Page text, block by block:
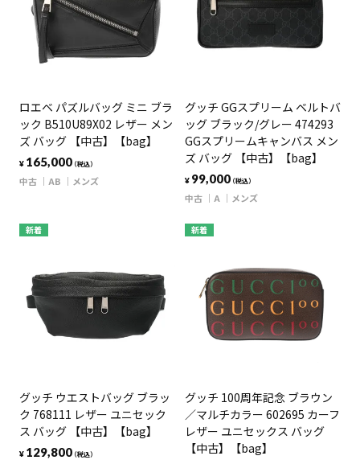
ロエベ パズルバッグ ミニ ブラ
ック B510U89X02 レザー メン
ズ バッグ 【中古】【bag】
¥ 165,000（税込）
中古 AB メンズ
グッチ GGスプリーム ベルトバ
ッグ ブラック/グレー 474293
GGスプリームキャンバス メン
ズ バッグ 【中古】【bag】
¥ 99,000（税込）
中古 A メンズ
新着
グッチ ウエストバッグ ブラッ
ク 768111 レザー ユニセック
ス バッグ 【中古】【bag】
¥ 129,800（税込）
新着
グッチ 100周年記念 ブラウン
／マルチカラー 602695 カーフ
レザー ユニセックス バッグ
【中古】【bag】